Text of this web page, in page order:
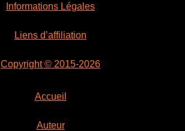
Informations Légales
Liens d’affiliation
Copyright © 2015-2026
Accueil
Auteur